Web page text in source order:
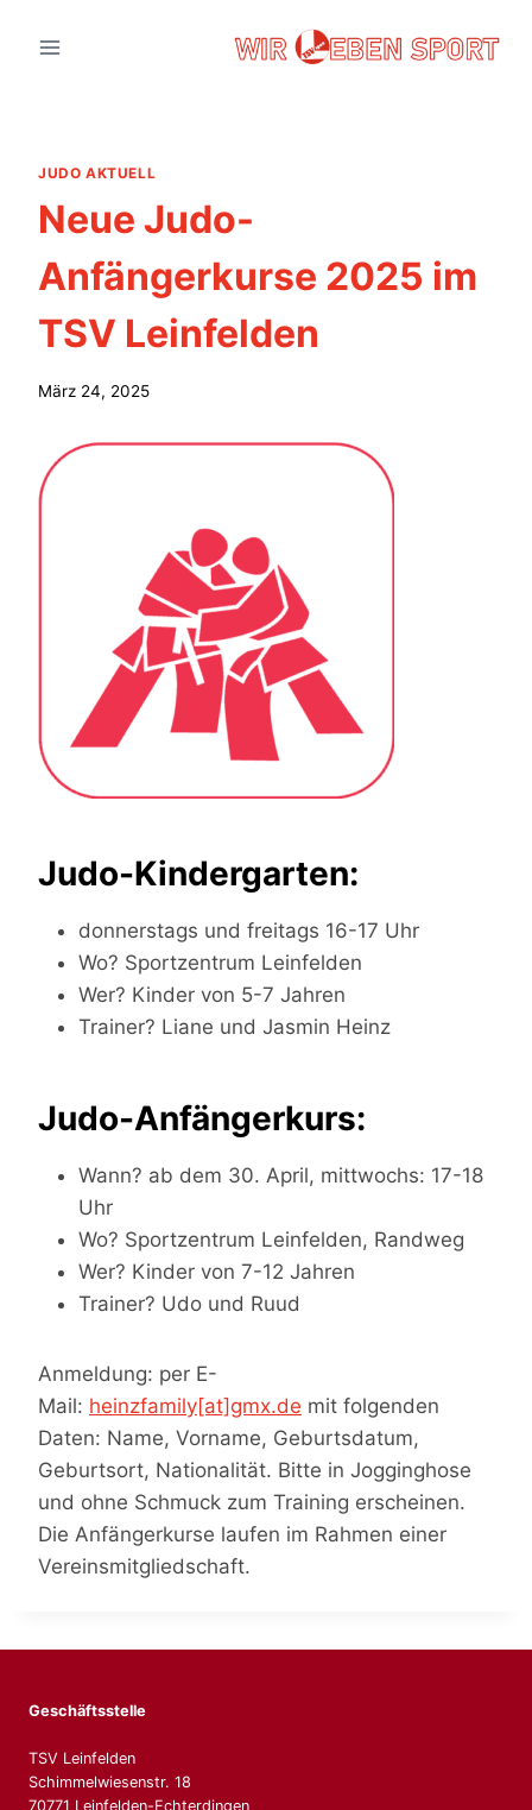
Inhalt
JUDO AKTUELL
Neue Judo-
Anfängerkurse 2025 im
TSV Leinfelden
März 24, 2025
Judo-Kindergarten:
donnerstags und freitags 16-17 Uhr
Wo? Sportzentrum Leinfelden
Wer? Kinder von 5-7 Jahren
Trainer? Liane und Jasmin Heinz
Judo-Anfängerkurs:
Wann? ab dem 30. April, mittwochs: 17-18
Uhr
Wo? Sportzentrum Leinfelden, Randweg
Wer? Kinder von 7-12 Jahren
Trainer? Udo und Ruud
Anmeldung: per E-
Mail: heinzfamily[at]gmx.de mit folgenden
Daten: Name, Vorname, Geburtsdatum,
Geburtsort, Nationalität. Bitte in Jogginghose
und ohne Schmuck zum Training erscheinen.
Die Anfängerkurse laufen im Rahmen einer
Vereinsmitgliedschaft.
Geschäftsstelle
TSV Leinfelden
Schimmelwiesenstr. 18
70771 Leinfelden-Echterdingen